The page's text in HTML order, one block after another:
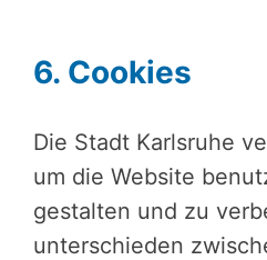
6. Cookies
Die Stadt Karlsruhe
um die Website
gestalten und zu
unterschieden